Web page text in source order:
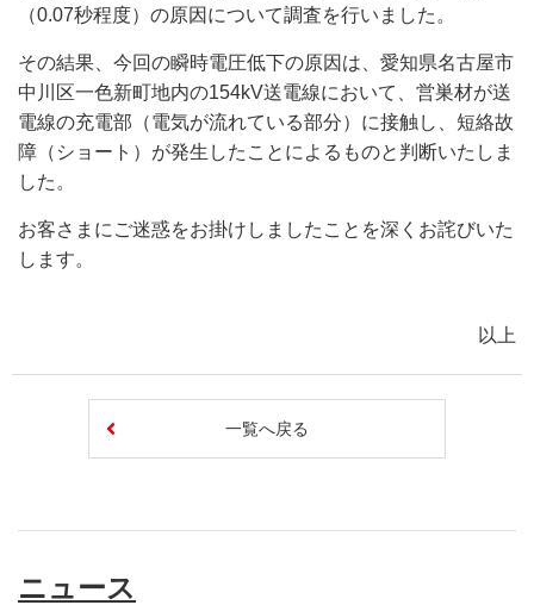
（0.07秒程度）の原因について調査を行いました。
その結果、今回の瞬時電圧低下の原因は、愛知県名古屋市
中川区一色新町地内の154kV送電線において、営巣材が送
電線の充電部（電気が流れている部分）に接触し、短絡故
障（ショート）が発生したことによるものと判断いたしま
した。
お客さまにご迷惑をお掛けしましたことを深くお詫びいた
します。
以上
一覧へ戻る
ニュース